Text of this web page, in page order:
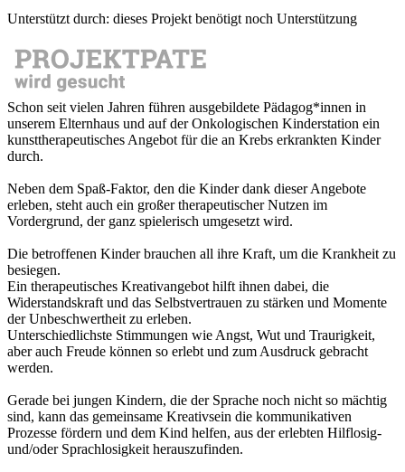
Unterstützt durch: dieses Projekt benötigt noch Unterstützung
Schon seit vielen Jahren führen ausgebildete Pädagog*innen in
unserem Elternhaus und auf der Onkologischen Kinderstation ein
kunsttherapeutisches Angebot für die an Krebs erkrankten Kinder
durch.
Neben dem Spaß-Faktor, den die Kinder dank dieser Angebote
erleben, steht auch ein großer therapeutischer Nutzen im
Vordergrund, der ganz spielerisch umgesetzt wird.
Die betroffenen Kinder brauchen all ihre Kraft, um die Krankheit zu
besiegen.
Ein therapeutisches Kreativangebot hilft ihnen dabei, die
Widerstandskraft und das Selbstvertrauen zu stärken und Momente
der Unbeschwertheit zu erleben.
Unterschiedlichste Stimmungen wie Angst, Wut und Traurigkeit,
aber auch Freude können so erlebt und zum Ausdruck gebracht
werden.
Gerade bei jungen Kindern, die der Sprache noch nicht so mächtig
sind, kann das gemeinsame Kreativsein die kommunikativen
Prozesse fördern und dem Kind helfen, aus der erlebten Hilflosig-
und/oder Sprachlosigkeit herauszufinden.